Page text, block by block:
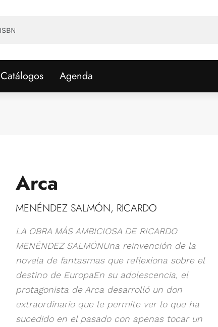
Catálogos Agenda
Arca
MENÉNDEZ SALMÓN, RICARDO
LA OBRA MÁS AMBICIOSA DE RICARDO
MENÉNDEZ SALMÓNUna reinvención de la
novela de fantasmas que reflexiona sobre el
destino de EuropaEn su adolescencia, el
protagonista de Arca desarrolló un don
extraordinario que le permite ver lo que ha
sucedido en el pasado con apenas tocar un